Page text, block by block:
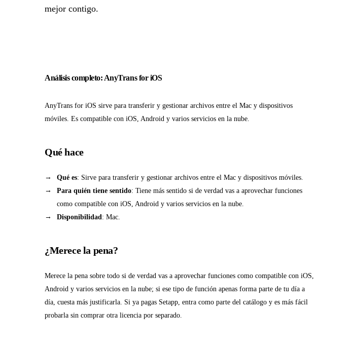
mejor contigo.
Análisis completo: AnyTrans for iOS
AnyTrans for iOS sirve para transferir y gestionar archivos entre el Mac y dispositivos
móviles. Es compatible con iOS, Android y varios servicios en la nube.
Qué hace
Qué es: Sirve para transferir y gestionar archivos entre el Mac y dispositivos móviles.
Para quién tiene sentido: Tiene más sentido si de verdad vas a aprovechar funciones
como compatible con iOS, Android y varios servicios en la nube.
Disponibilidad: Mac.
¿Merece la pena?
Merece la pena sobre todo si de verdad vas a aprovechar funciones como compatible con iOS,
Android y varios servicios en la nube; si ese tipo de función apenas forma parte de tu día a
día, cuesta más justificarla. Si ya pagas Setapp, entra como parte del catálogo y es más fácil
probarla sin comprar otra licencia por separado.